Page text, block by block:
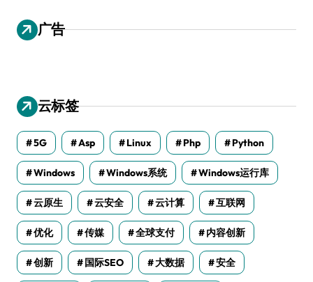
广告
云标签
5G Asp Linux Php Python
Windows Windows系统 Windows运行库
云原生 云安全 云计算 互联网
优化 传媒 全球支付 内容创新
创新 国际SEO 大数据 安全